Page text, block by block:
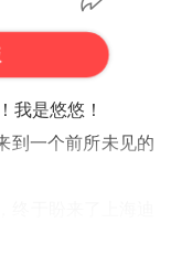
我是悠悠！
到一个前所未见的